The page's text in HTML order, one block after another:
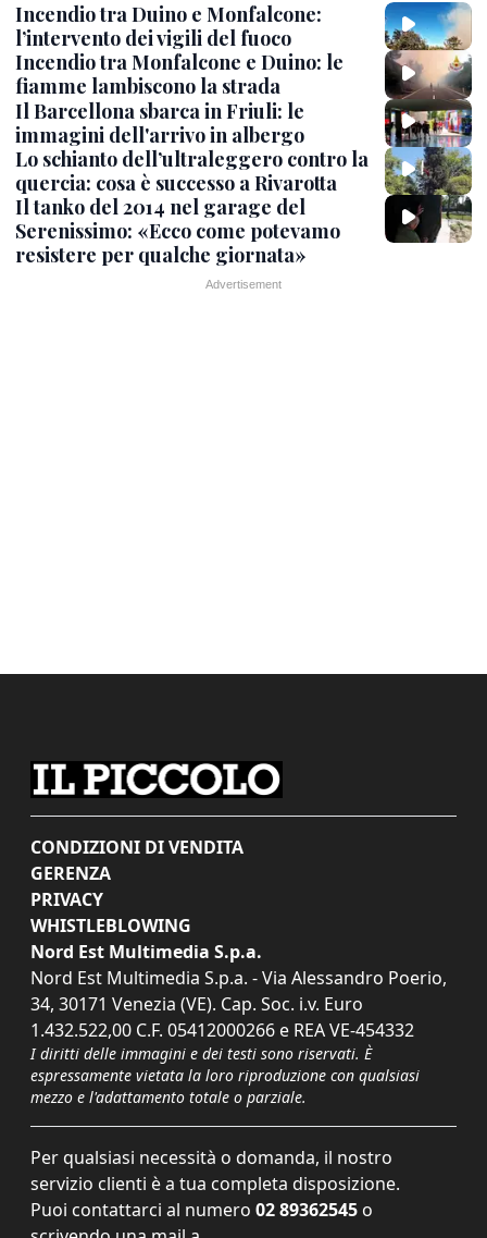
Incendio tra Duino e Monfalcone:
l’intervento dei vigili del fuoco
Incendio tra Monfalcone e Duino: le
fiamme lambiscono la strada
Il Barcellona sbarca in Friuli: le
immagini dell'arrivo in albergo
Lo schianto dell’ultraleggero contro la
quercia: cosa è successo a Rivarotta
Il tanko del 2014 nel garage del
Serenissimo: «Ecco come potevamo
resistere per qualche giornata»
CONDIZIONI DI VENDITA
GERENZA
PRIVACY
WHISTLEBLOWING
Nord Est Multimedia S.p.a.
Nord Est Multimedia S.p.a. - Via Alessandro Poerio,
34, 30171 Venezia (VE). Cap. Soc. i.v. Euro
1.432.522,00 C.F. 05412000266 e REA VE-454332
I diritti delle immagini e dei testi sono riservati. È
espressamente vietata la loro riproduzione con qualsiasi
mezzo e l'adattamento totale o parziale.
Per qualsiasi necessità o domanda, il nostro
servizio clienti è a tua completa disposizione.
Puoi contattarci al numero 02 89362545 o